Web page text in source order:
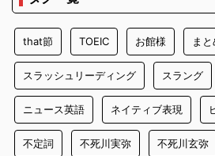
that節 TOEIC お館様 まと
スラッシュリーディング スラング
ニュース英語 ネイティブ表現
不定詞 不死川実弥 不死川玄弥